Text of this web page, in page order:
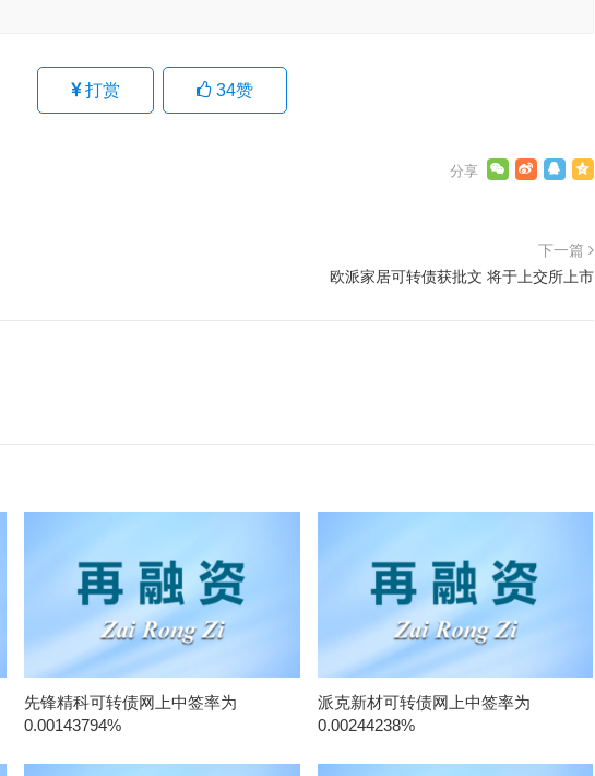
打赏 34赞
下一篇
欧派家居可转债获批文 将于上交所上市
先锋精科可转债网上中签率为
0.00143794%
派克新材可转债网上中签率为
0.00244238%